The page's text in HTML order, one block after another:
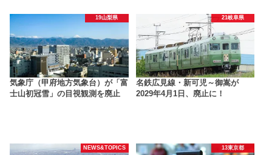
19山梨県
気象庁（甲府地方気象台）が「富
士山初冠雪」の目視観測を廃止
21岐阜県
名鉄広見線・新可児～御嵩が
2029年4月1日、廃止に！
NEWS&TOPICS 13東京都